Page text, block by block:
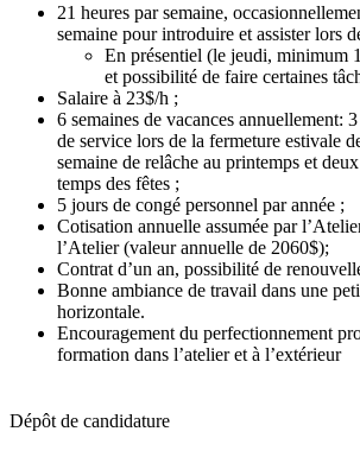
21 heures par semaine,
semaine pour introduire et assister lors
En présentiel (le jeudi, minimum
et possibilité de faire certaines
Salaire à 23$/h ;
6 semaines de vacances annuellement:
de service lors de la fermeture estivale
semaine de relâche au printemps et
temps des fêtes ;
5 jours de congé personnel par année ;
Cotisation annuelle assumée par
l’Atelier (valeur annuelle de 2060$);
Contrat d’un an, possibilité de
Bonne ambiance de travail dans une
horizontale.
Encouragement du perfectionnement
formation dans l’atelier et à l’extérieur
Dépôt de candidature